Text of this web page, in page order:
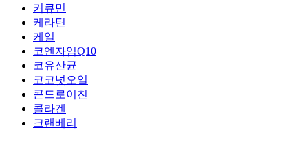
커큐민
케라틴
케일
코엔자임Q10
코유산균
코코넛오일
콘드로이친
콜라겐
크랜베리